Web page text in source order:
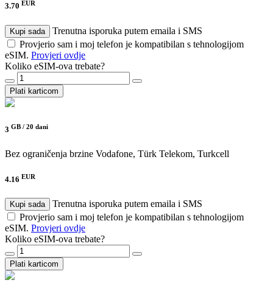
3.70 EUR
Kupi sada
Trenutna isporuka putem emaila i SMS
Provjerio sam i moj telefon je kompatibilan s tehnologijom
eSIM. Provjeri ovdje
Koliko eSIM-ova trebate?
Plati karticom
3 GB / 20 dani
Bez ograničenja brzine Vodafone, Türk Telekom, Turkcell
4.16 EUR
Kupi sada
Trenutna isporuka putem emaila i SMS
Provjerio sam i moj telefon je kompatibilan s tehnologijom
eSIM. Provjeri ovdje
Koliko eSIM-ova trebate?
Plati karticom